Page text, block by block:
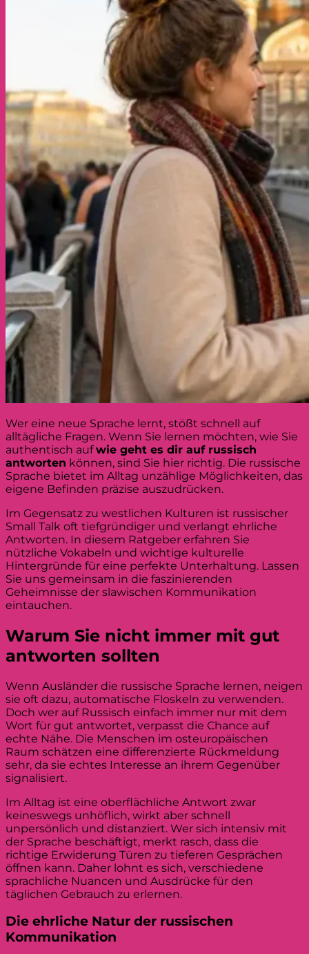
Wer eine neue Sprache lernt, stößt schnell auf
alltägliche Fragen. Wenn Sie lernen möchten, wie Sie
authentisch aufwie geht es dir auf russisch
antworten können, sind Sie hier richtig. Die russische
Sprache bietet im Alltag unzählige Möglichkeiten, das
eigene Befinden präzise auszudrücken.
Im Gegensatz zu westlichen Kulturen ist russischer
Small Talk oft tiefgründiger und verlangt ehrliche
Antworten. In diesem Ratgeber erfahren Sie
nützliche Vokabeln und wichtige kulturelle
Hintergründe für eine perfekte Unterhaltung. Lassen
Sie uns gemeinsam in die faszinierenden
Geheimnisse der slawischen Kommunikation
eintauchen.
Warum Sie nicht immer mit gut
antworten sollten
Wenn Ausländer die russische Sprache lernen, neigen
sie oft dazu, automatische Floskeln zu verwenden.
Doch wer auf Russisch einfach immer nur mit dem
Wort für gut antwortet, verpasst die Chance auf
echte Nähe. Die Menschen im osteuropäischen
Raum schätzen eine differenzierte Rückmeldung
sehr, da sie echtes Interesse an ihrem Gegenüber
signalisiert.
Im Alltag ist eine oberflächliche Antwort zwar
keineswegs unhöflich, wirkt aber schnell
unpersönlich und distanziert. Wer sich intensiv mit
der Sprache beschäftigt, merkt rasch, dass die
richtige Erwiderung Türen zu tieferen Gesprächen
öffnen kann. Daher lohnt es sich, verschiedene
sprachliche Nuancen und Ausdrücke für den
täglichen Gebrauch zu erlernen.
Die ehrliche Natur der russischen
Kommunikation